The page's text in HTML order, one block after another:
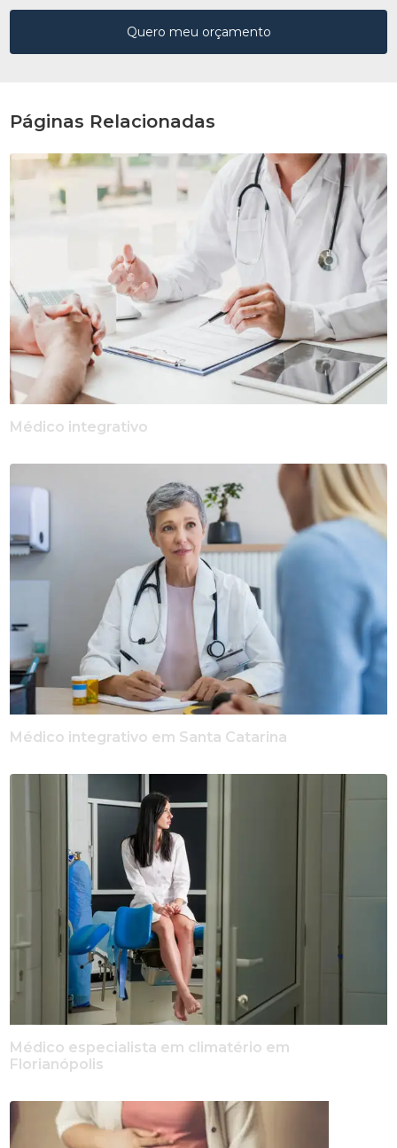
Quero meu orçamento
Páginas Relacionadas
Médico integrativo
Médico integrativo em Santa Catarina
Médico especialista em climatério em
Florianópolis